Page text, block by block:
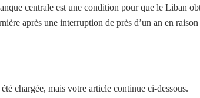
centrale est une condition pour que le Liban
après une interruption de près d’un an en
chargée, mais votre article continue ci-dessous.